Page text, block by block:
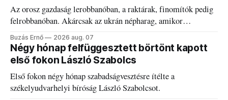
Az orosz gazdaság lerobbanóban, a raktárak, finomítók pedig
felrobbanóban. Akárcsak az ukrán népharag, amikor
elégedetlen vezetőivel.
Buzás Ernő 2026 aug. 07
Négy hónap felfüggesztett börtönt kapott
első fokon László Szabolcs
Első fokon négy hónap szabadságvesztésre ítélte a
székelyudvarhelyi bíróság László Szabolcsot.